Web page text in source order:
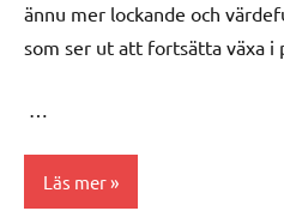
ännu mer lockande och
som ser ut att fortsätta växa i
…
Läs mer